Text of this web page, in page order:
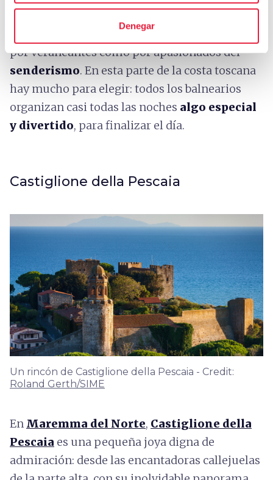
Denegar
rodea, el pequeño centro es frecuentado tanto
por veraneantes como por apasionados del
senderismo. En esta parte de la costa toscana
hay mucho para elegir: todos los balnearios
organizan casi todas las noches algo especial
y divertido, para finalizar el día.
Castiglione della Pescaia
Un rincón de Castiglione della Pescaia - Credit:
Roland Gerth/SIME
En Maremma del Norte, Castiglione della
Pescaia es una pequeña joya digna de
admiración: desde las encantadoras callejuelas